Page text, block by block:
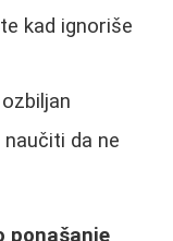
kad ignoriše
da ne
ponašanje